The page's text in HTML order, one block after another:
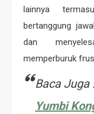
lainnya
bertanggung
dan
memperburuk
Baca Juga
Yumbi